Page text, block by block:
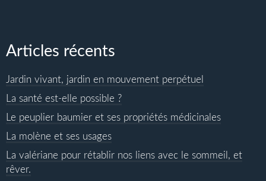
Articles récents
Jardin vivant, jardin en mouvement perpétuel
La santé est-elle possible ?
Le peuplier baumier et ses propriétés médicinales
La molène et ses usages
La valériane pour rétablir nos liens avec le sommeil, et
rêver.